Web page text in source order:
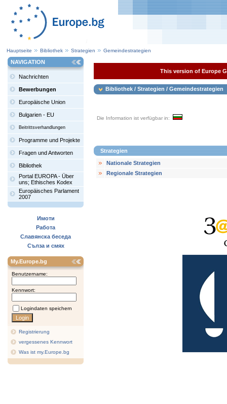
Hauptseite Bibliothek Strategien Gemeindestrategien
NAVIGATION
Nachrichten
Bewerbungen
Europäische Union
Bulgarien - EU
Beitrittsverhandlungen
Programme und Projekte
Fragen und Antworten
Bibliothek
Portal EUROPA - Über
uns; Ethisches Kodex
Europäisches Parlament
2007
Имоти
Работа
Славянска беседа
Сълза и смях
My.Europe.bg
Benutzername:
Kennwort:
Logindaten speichern
Registrierung
vergessenes Kennwort
Was ist my.Europe.bg
This version of Europe
Bibliothek / Strategien / Gemeindestrategien
Die Information ist verfügbar in:
Strategien
Nationale Strategien
Regionale Strategien